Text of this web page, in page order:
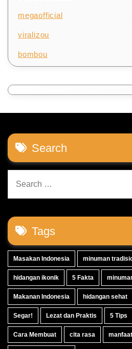
megaofficial
viralizou
bombou
Search
for:
Tags
Masakan Indonesia minuman
hidangan ikonik 5 Fakta
Makanan Indonesia hidangan sehat
Segar! Lezat dan Praktis 5 Tips
Cara Membuat cita rasa